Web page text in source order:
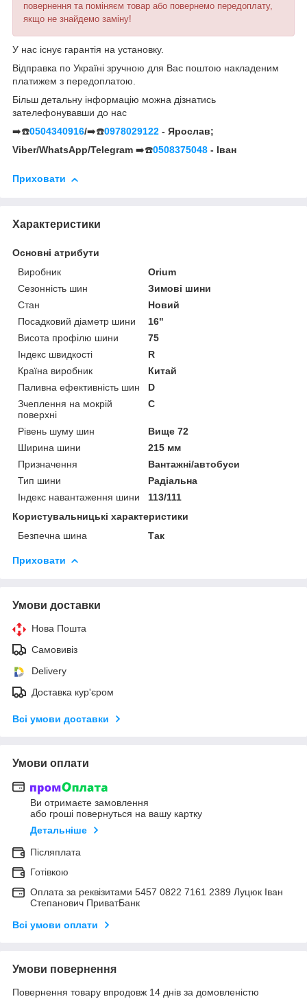
повернення та поміняєм товар або повернемо передоплату,
якщо не знайдемо заміну!
У нас існує гарантія на установку.
Відправка по Україні зручною для Вас поштою накладеним
платижем з передоплатою.
Більш детальну інформацію можна дізнатись
зателефонувавши до нас
➡️☎️0504340916/➡️☎️0978029122 - Ярослав;
Viber/WhatsApp/Telegram ➡️☎️0508375048 - Іван
Приховати
Характеристики
Основні атрибути
Виробник
Orium
Сезонність шин
Зимові шини
Стан
Новий
Посадковий діаметр шини
16"
Висота профілю шини
75
Індекс швидкості
R
Країна виробник
Китай
Паливна ефективність шин
D
Зчеплення на мокрій
поверхні
C
Рівень шуму шин
Вище 72
Ширина шини
215 мм
Призначення
Вантажні/автобуси
Тип шини
Радіальна
Індекс навантаження шини
113/111
Користувальницькі характеристики
Безпечна шина
Так
Приховати
Умови доставки
Нова Пошта
Самовивіз
Delivery
Доставка кур'єром
Всі умови доставки
Умови оплати
Ви отримаєте замовлення
або гроші повернуться на вашу картку
Детальніше
Післяплата
Готівкою
Оплата за реквізитами 5457 0822 7161 2389 Луцюк Іван
Степанович ПриватБанк
Всі умови оплати
Умови повернення
Повернення товару впродовж 14 днів за домовленістю